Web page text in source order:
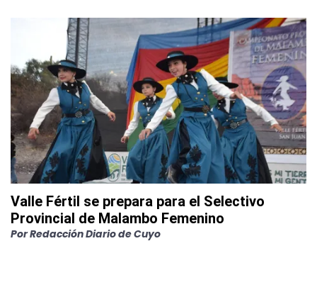
Valle Fértil se prepara para el Selectivo
Provincial de Malambo Femenino
PorRedacción Diario de Cuyo